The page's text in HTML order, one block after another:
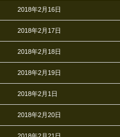
2018年2月16日
2018年2月17日
2018年2月18日
2018年2月19日
2018年2月1日
2018年2月20日